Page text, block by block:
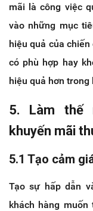
mãi là công việc
vào những mục
hiệu quả của
có phù hợp hay
hiệu quả hơn trong
5. Làm thế
khuyến mãi
5.1 Tạo cảm
Tạo sự hấp dẫn
khách hàng